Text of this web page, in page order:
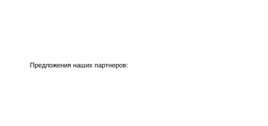
Предложения наших партнеров: